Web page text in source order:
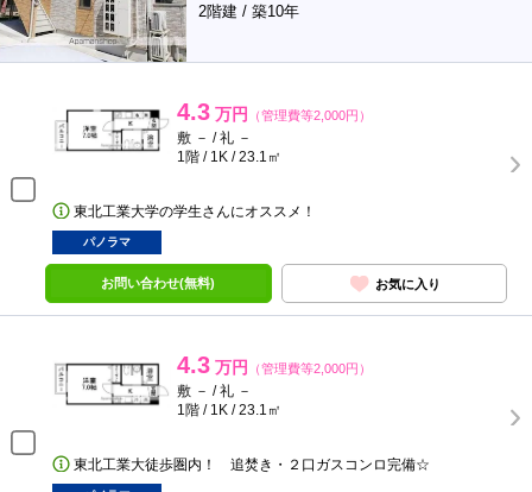
2階建 / 築10年
4.3 万円 （管理費等2,000円）
敷 － / 礼 －
1階 / 1K / 23.1㎡
東北工業大学の学生さんにオススメ！
パノラマ
お問い合わせ(無料) お気に入り
4.3 万円 （管理費等2,000円）
敷 － / 礼 －
1階 / 1K / 23.1㎡
東北工業大徒歩圏内！ 追焚き・２口ガスコンロ完備☆